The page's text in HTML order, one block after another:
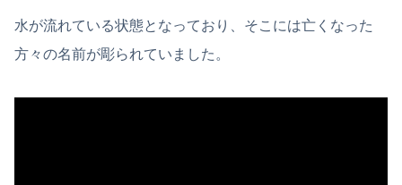
水が流れている状態となっており、そこには亡くなった
方々の名前が彫られていました。